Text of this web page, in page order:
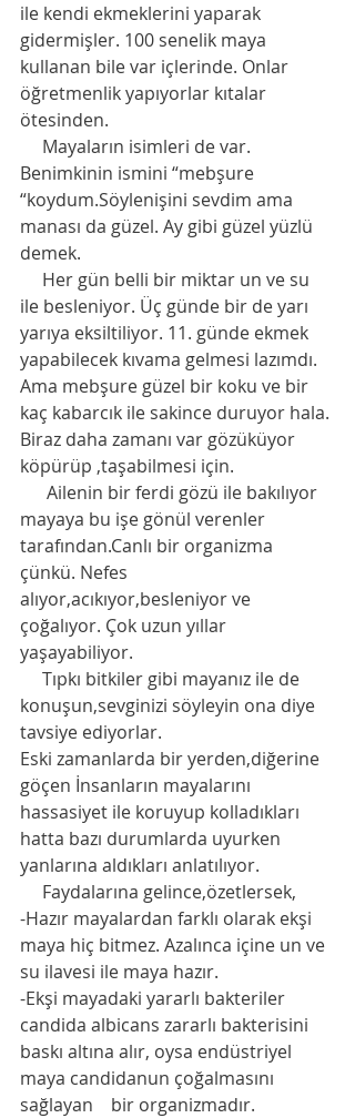
ile kendi ekmeklerini yaparak
gidermişler. 100 senelik maya
kullanan bile var içlerinde. Onlar
öğretmenlik yapıyorlar kıtalar
ötesinden.
Benimkinin ismini “mebşure
“koydum.Söylenişini sevdim ama
manası da güzel. Ay gibi güzel yüzlü
demek.
ile besleniyor. Üç günde bir de yarı
yarıya eksiltiliyor. 11. günde ekmek
yapabilecek kıvama gelmesi lazımdı.
Ama mebşure güzel bir koku ve bir
kaç kabarcık ile sakince duruyor hala.
Biraz daha zamanı var gözüküyor
köpürüp ,taşabilmesi için.
mayaya bu işe gönül verenler
tarafından.Canlı bir organizma
çünkü. Nefes
alıyor,acıkıyor,besleniyor ve
çoğalıyor. Çok uzun yıllar
yaşayabiliyor.
konuşun,sevginizi söyleyin ona diye
tavsiye ediyorlar.
Eski zamanlarda bir yerden,diğerine
göçen İnsanların mayalarını
hassasiyet ile koruyup kolladıkları
hatta bazı durumlarda uyurken
yanlarına aldıkları anlatılıyor.
     Faydalarına gelince,özetlersek,
-Hazır mayalardan farklı olarak ekşi
maya hiç bitmez. Azalınca içine un ve
su ilavesi ile maya hazır.
-Ekşi mayadaki yararlı bakteriler
candida albicans zararlı bakterisini
baskı altına alır, oysa endüstriyel
maya candidanun çoğalmasını
sağlayan    bir organizmadır.